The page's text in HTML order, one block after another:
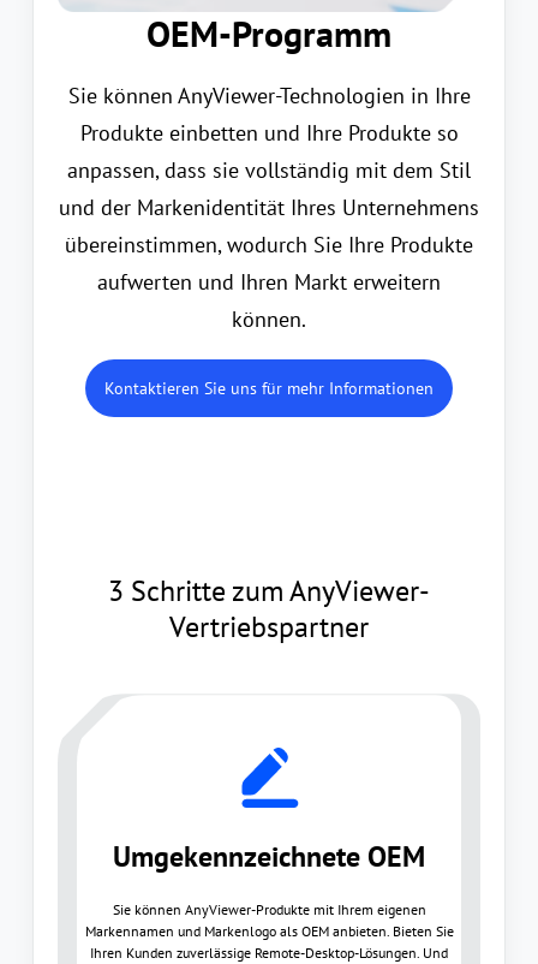
OEM-Programm
Sie können AnyViewer-Technologien in Ihre
Produkte einbetten und Ihre Produkte so
anpassen, dass sie vollständig mit dem Stil
und der Markenidentität Ihres Unternehmens
übereinstimmen, wodurch Sie Ihre Produkte
aufwerten und Ihren Markt erweitern
können.
Kontaktieren Sie uns für mehr Informationen
3 Schritte zum AnyViewer-
Vertriebspartner
Umgekennzeichnete OEM
Sie können AnyViewer-Produkte mit Ihrem eigenen
Markennamen und Markenlogo als OEM anbieten. Bieten Sie
Ihren Kunden zuverlässige Remote-Desktop-Lösungen. Und